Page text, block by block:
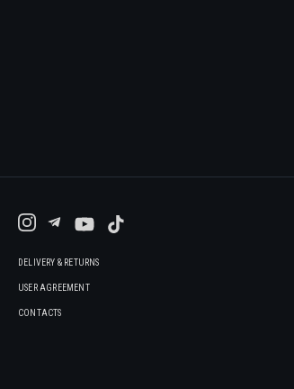
DELIVERY & RETURNS
USER AGREEMENT
CONTACTS